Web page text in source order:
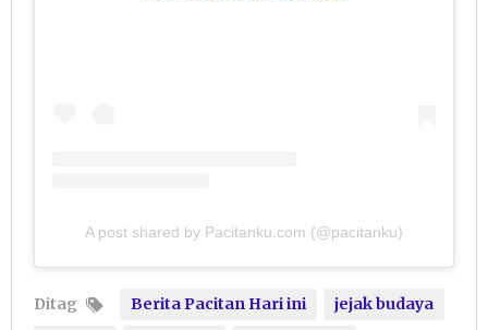
A post shared by Pacitanku.com (@pacitanku)
Ditag Berita Pacitan Hari ini
jejak budaya